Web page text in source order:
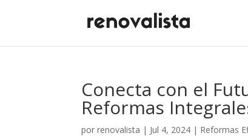
Conecta con el
Reformas
porrenovalista | Jul 4, 2024 | Reformas